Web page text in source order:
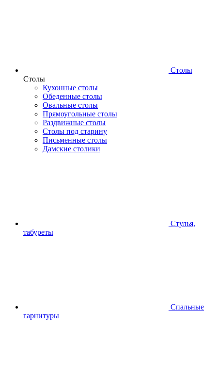
Столы
Столы
Кухонные столы
Обеденные столы
Овальные столы
Прямоугольные столы
Раздвижные столы
Столы под старину
Письменные столы
Дамские столики
Стулья,
табуреты
Спальные
гарнитуры